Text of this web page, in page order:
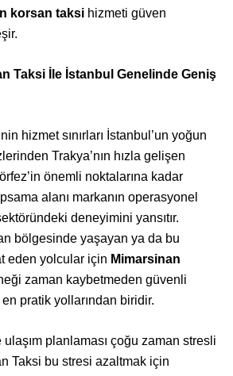
korsan taksi hizmeti güven
Taksi İle İstanbul Genelinde Geniş
hizmet sınırları İstanbul’un yoğun
Trakya’nın hızla gelişen
önemli noktalarına kadar
alanı markanın operasyonel
deneyimini yansıtır.
bölgesinde yaşayan ya da bu
eden yolcular için Mimarsinan
zaman kaybetmeden güvenli
en pratik yollarından biridir.
ulaşım planlaması çoğu zaman stresli
Taksi bu stresi azaltmak için